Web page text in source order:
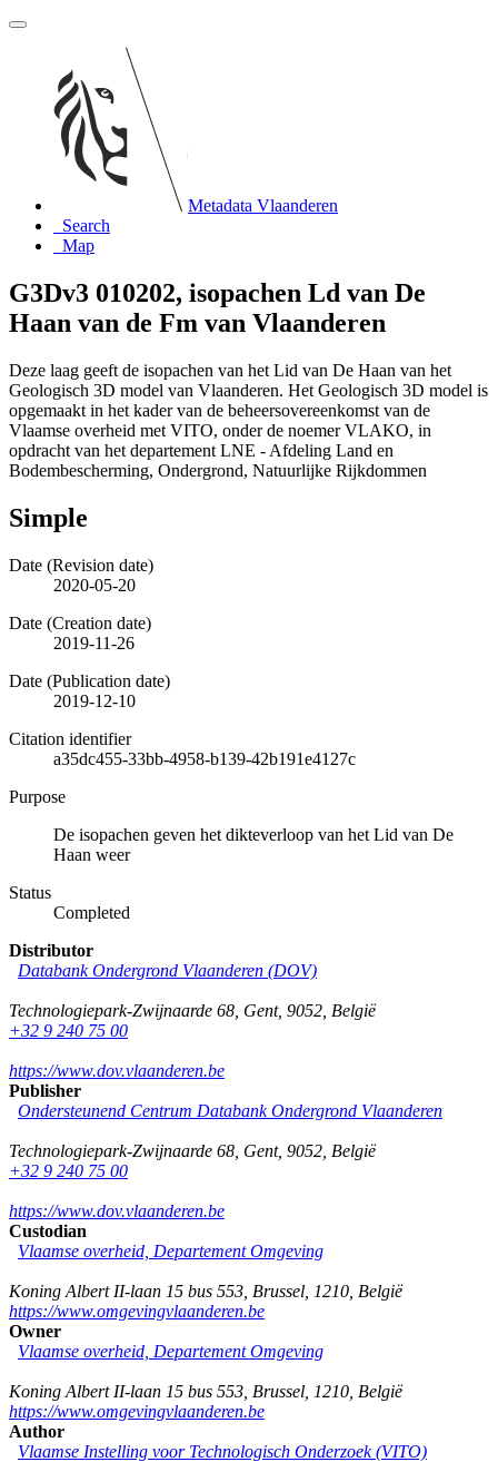
Metadata Vlaanderen
Search
Map
G3Dv3 010202, isopachen Ld van De
Haan van de Fm van Vlaanderen
Deze laag geeft de isopachen van het Lid van De Haan van het
Geologisch 3D model van Vlaanderen. Het Geologisch 3D model is
opgemaakt in het kader van de beheersovereenkomst van de
Vlaamse overheid met VITO, onder de noemer VLAKO, in
opdracht van het departement LNE - Afdeling Land en
Bodembescherming, Ondergrond, Natuurlijke Rijkdommen
Simple
Date (Revision date)
2020-05-20
Date (Creation date)
2019-11-26
Date (Publication date)
2019-12-10
Citation identifier
a35dc455-33bb-4958-b139-42b191e4127c
Purpose
De isopachen geven het dikteverloop van het Lid van De
Haan weer
Status
Completed
Distributor
Databank Ondergrond Vlaanderen (DOV)
Technologiepark-Zwijnaarde 68 Gent, 9052 België
+32 9 240 75 00
https://www.dov.vlaanderen.be
Publisher
Ondersteunend Centrum Databank Ondergrond Vlaanderen
Technologiepark-Zwijnaarde 68 Gent, 9052 België
+32 9 240 75 00
https://www.dov.vlaanderen.be
Custodian
Vlaamse overheid, Departement Omgeving
Koning Albert II-laan 15 bus 553 Brussel 1210 België
https://www.omgevingvlaanderen.be
Owner
Vlaamse overheid, Departement Omgeving
Koning Albert II-laan 15 bus 553 Brussel 1210 België
https://www.omgevingvlaanderen.be
Author
Vlaamse Instelling voor Technologisch Onderzoek (VITO)